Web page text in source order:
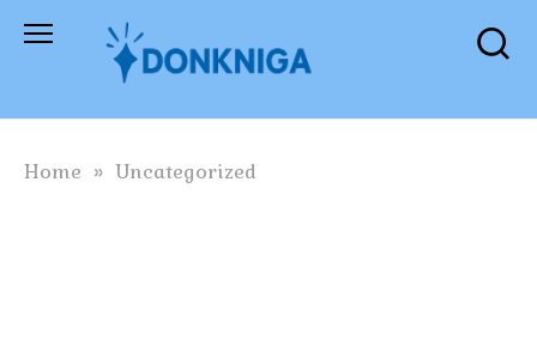
Skip
Home » Uncategorized